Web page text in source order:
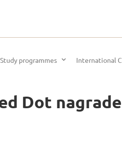
Study programmes International
Dot